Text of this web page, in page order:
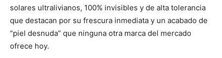
solares ultralivianos, 100% invisibles y de alta tolerancia
que destacan por su frescura inmediata y un acabado de
“piel desnuda” que ninguna otra marca del mercado
ofrece hoy.